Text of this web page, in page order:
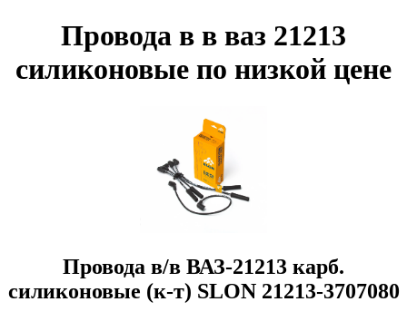
Провода в в ваз 21213
силиконовые по низкой цене
Провода в/в ВАЗ-21213 карб.
силиконовые (к-т) SLON 21213-3707080